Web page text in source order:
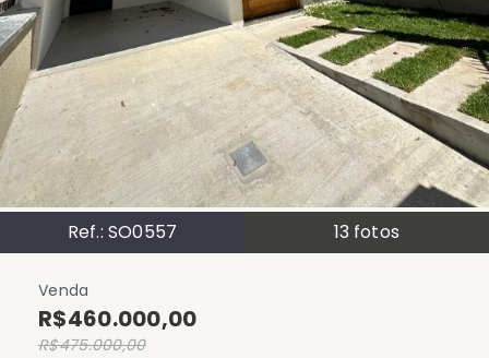
Ref.: SO0557 13 fotos
Venda
R$460.000,00
R$475.000,00